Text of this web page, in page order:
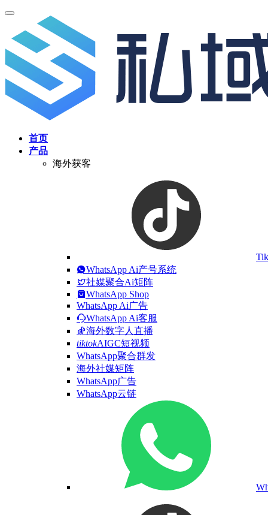
首页
产品
海外获客
WhatsApp Ai产号系统
社媒聚合Ai矩阵
WhatsApp Shop
WhatsApp Ai广告
WhatsApp Ai客服
海外数字人直播
tiktokAIGC短视频
WhatsApp聚合群发
海外社媒矩阵
WhatsApp广告
WhatsApp云链